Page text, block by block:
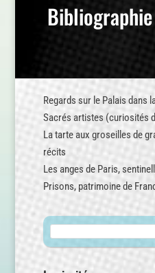
Bibliographie
Regards sur le Palais dans
Sacrés artistes (curiosités
La tarte aux groseilles de
récits
Les anges de Paris,
Prisons, patrimoine de